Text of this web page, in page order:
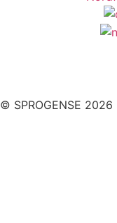
© SPROGENSE 2026